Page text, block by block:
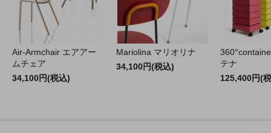
Air-Armchair エアアー
ムチェア
34,100円(税込)
Mariolina マリオリナ
34,100円(税込)
テナ
125,400円(